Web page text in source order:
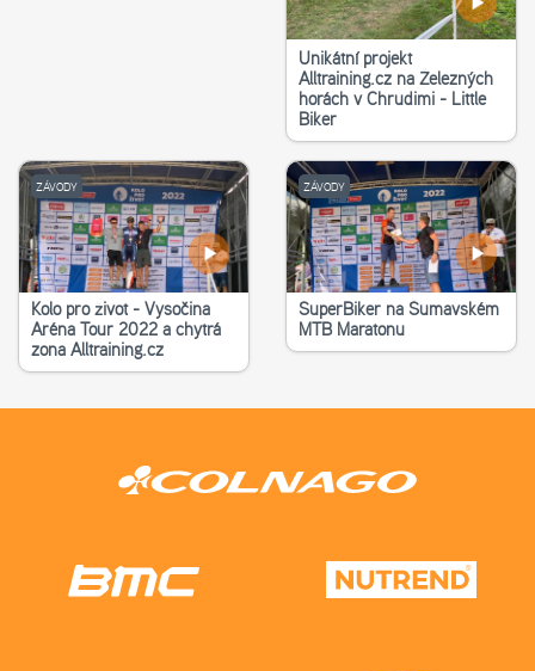
Unikátní projekt
Alltraining.cz na Železných
horách v Chrudimi - Little
Biker
ZÁVODY
Kolo pro život - Vysočina
Aréna Tour 2022 a chytrá
zona Alltraining.cz
ZÁVODY
SuperBiker na Šumavském
MTB Maratonu